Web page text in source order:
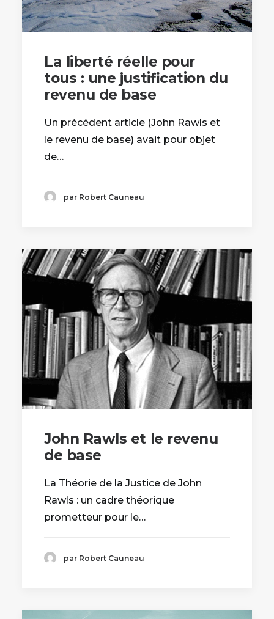
La liberté réelle pour
tous : une justification du
revenu de base
Un précédent article (John Rawls et
le revenu de base) avait pour objet
de…
par Robert Cauneau
John Rawls et le revenu
de base
La Théorie de la Justice de John
Rawls : un cadre théorique
prometteur pour le…
par Robert Cauneau